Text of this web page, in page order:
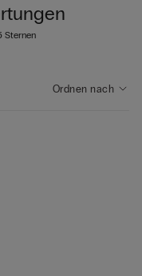
Sternen
Ordnen nach